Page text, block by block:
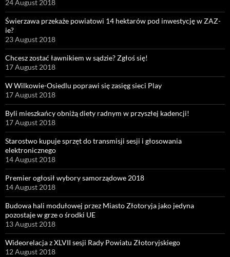
24 August 2018
Świerzawa przekaże powiatowi 14 hektarów pod inwestycję w ZAZ-
ie?
23 August 2018
Chcesz zostać ławnikiem w sądzie? Zgłoś się!
17 August 2018
W Wilkowie-Osiedlu poprawi się zasięg sieci Play
17 August 2018
Byli mieszkańcy obniżą diety radnym w przyszłej kadencji!
17 August 2018
Starostwo kupuje sprzęt do transmisji sesji i głosowania
elektronicznego
14 August 2018
Premier ogłosił wybory samorządowe 2018
14 August 2018
Budowa hali modułowej przez Miasto Złotoryja jako jedyna
pozostaje w grze o środki UE
13 August 2018
Wideorelacja z XLVII sesji Rady Powiatu Złotoryjskiego
12 August 2018